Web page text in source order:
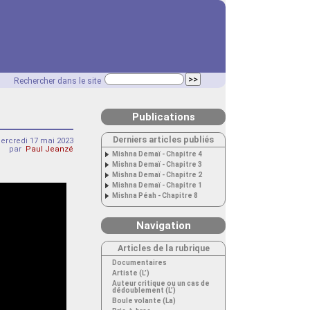
Rechercher dans le site
17 mai 2023
par Paul Jeanzé
Publications
Derniers articles publiés
Mishna Demaï - Chapitre 4
Mishna Demaï - Chapitre 3
Mishna Demaï - Chapitre 2
Mishna Demaï - Chapitre 1
Mishna Péah - Chapitre 8
Navigation
Articles de la rubrique
Documentaires
Artiste (L’)
Auteur critique ou un cas de
dédoublement (L’)
Boule volante (La)